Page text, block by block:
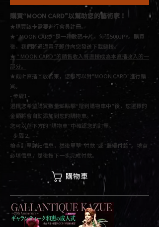
購買“MOON CARD”以幫助您的藝術家！
★購買該卡需要進行會員註冊。
★“ MOON CARD”是一種數碼卡片，每張500JPY。 購買
後，我們將通過電子郵件向您發送下載鏈接。
★ “ MOON CARD”的銷售收入將直接成為本直播收入的一
部分。
★截止直播回放結束，您都可以對"MOON CARD"進行購
買。
- 步驟1 -
選擇您希望購買數量並點擊“增到購物車中”後， 您選擇的
金額將會自動添加到您的購物車。
您可以在下方的“購物車”中確認您的訂單。
- 步驟 2 -
檢查訂單詳細信息，然後單擊“付款”或“繼續付款”。填寫
必填信息，然後按下一步完成付款。
購物車